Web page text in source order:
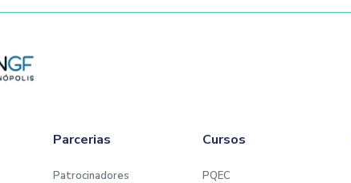
Parcerias
Patrocinadores
Cursos
PQEC